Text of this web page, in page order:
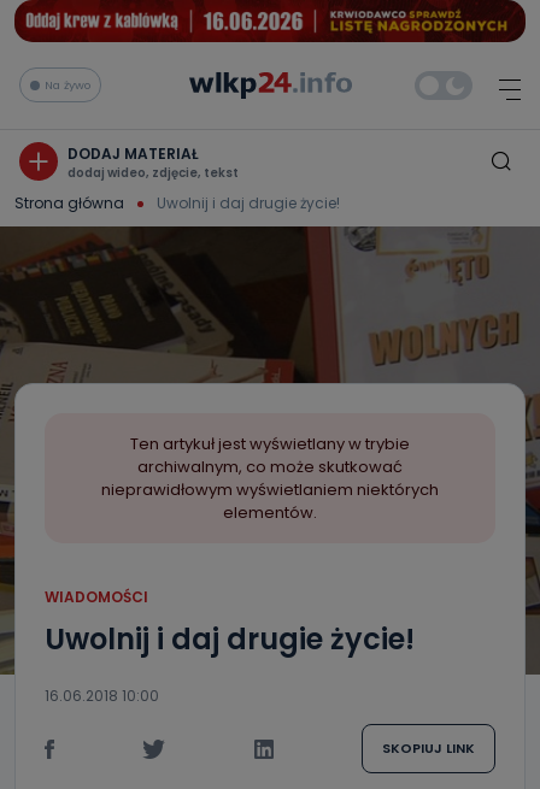
Na żywo
DODAJ MATERIAŁ
dodaj wideo, zdjęcie, tekst
Strona główna Uwolnij i daj drugie życie!
Ten artykuł jest wyświetlany w trybie
archiwalnym, co może skutkować
nieprawidłowym wyświetlaniem niektórych
elementów.
WIADOMOŚCI
Uwolnij i daj drugie życie!
16.06.2018 10:00
SKOPIUJ LINK